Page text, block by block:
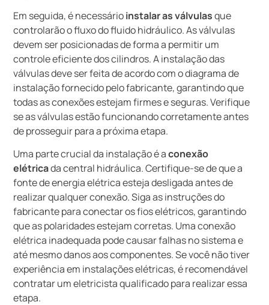
Em seguida, é necessárioinstalar as válvulasque
controlarão o fluxo do fluido hidráulico. As válvulas
devem ser posicionadas de forma a permitir um
controle eficiente dos cilindros. A instalação das
válvulas deve ser feita de acordo com o diagrama de
instalação fornecido pelo fabricante, garantindo que
todas as conexões estejam firmes e seguras. Verifique
se as válvulas estão funcionando corretamente antes
de prosseguir para a próxima etapa.
Uma parte crucial da instalação é aconexão
elétricada central hidráulica. Certifique-se de que a
fonte de energia elétrica esteja desligada antes de
realizar qualquer conexão. Siga as instruções do
fabricante para conectar os fios elétricos, garantindo
que as polaridades estejam corretas. Uma conexão
elétrica inadequada pode causar falhas no sistema e
até mesmo danos aos componentes. Se você não tiver
experiência em instalações elétricas, é recomendável
contratar um eletricista qualificado para realizar essa
etapa.